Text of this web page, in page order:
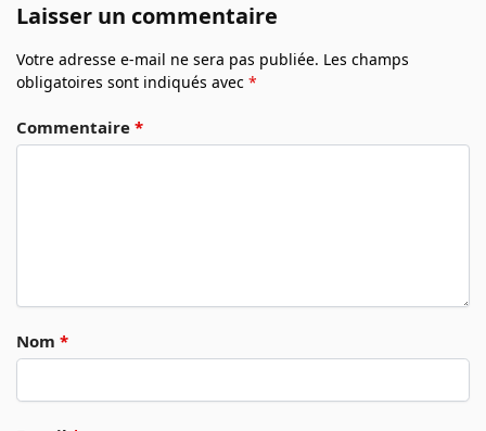
Laisser un commentaire
Votre adresse e-mail ne sera pas publiée. Les champs
obligatoires sont indiqués avec *
Commentaire *
Nom *